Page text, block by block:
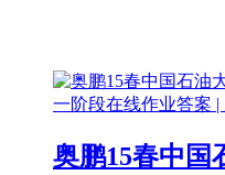
奥鹏15春中国